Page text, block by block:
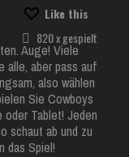
Like this
820 x gespielt
Auge! Viele
alle, aber pass auf
also wählen
Sie Cowboys
Tablet! Jeden
schaut ab und zu
das Spiel!